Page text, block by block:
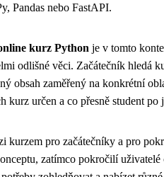
Pandas nebo FastAPI.
kurz Python je v tomto
odlišné věci. Začátečník hledá
obsah zaměřený na konkrétní
určen a co přesně student po
kurzem pro začátečníky a pro
zatímco pokročilí